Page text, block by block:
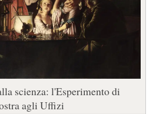
scienza: l'Esperimento di
agli Uffizi